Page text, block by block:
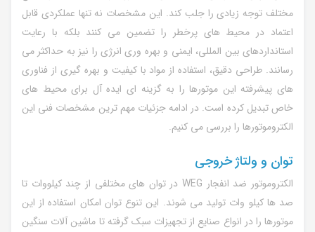
مختلف توجه زیادی را جلب کند. این مشخصات نه تنها عملکردی قابل
اعتماد در محیط های پرخطر را تضمین می کنند بلکه با رعایت
استانداردهای بین المللی، ایمنی و بهره وری انرژی را نیز به حداکثر می
رسانند. طراحی دقیق، استفاده از مواد با کیفیت و بهره گیری از فناوری
های پیشرفته این موتورها را به گزینه ای ایده آل برای محیط های
خاص تبدیل کرده است. در ادامه جزئیات مهم ترین مشخصات فنی این
الکتروموتورها را بررسی می کنیم.
توان و ولتاژ خروجی
الکتروموتور ضد انفجار WEG در توان های مختلفی از چند کیلووات تا
صد ها کیلو وات تولید می شوند. این تنوع توان امکان استفاده از این
موتورها را در انواع صنایع از تجهیزات سبک گرفته تا ماشین آلات سنگین